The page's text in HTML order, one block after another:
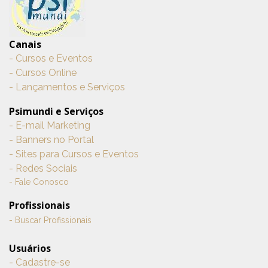
Canais
- Cursos e Eventos
- Cursos Online
- Lançamentos e Serviços
Psimundi e Serviços
- E-mail Marketing
- Banners no Portal
- Sites para Cursos e Eventos
- Redes Sociais
- Fale Conosco
Profissionais
- Buscar Profissionais
Usuários
- Cadastre-se